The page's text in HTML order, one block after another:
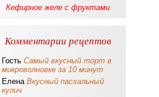
Кефирное желе с фруктами
Комментарии рецептов
Гость Самый вкусный торт в
микроволновке за 10 минут
Елена Вкусный пасхальный
кулич